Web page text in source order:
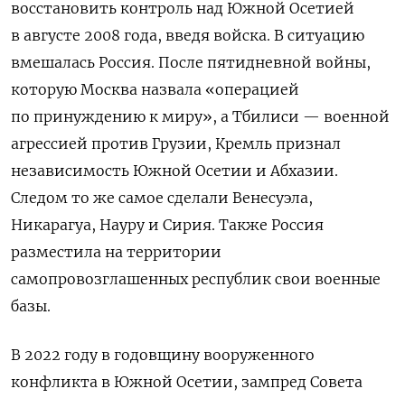
восстановить контроль над Южной Осетией
в августе 2008 года, введя войска. В ситуацию
вмешалась Россия. После пятидневной войны,
которую Москва назвала «операцией
по принуждению к миру», а Тбилиси — военной
агрессией против Грузии, Кремль признал
независимость Южной Осетии и Абхазии.
Следом то же самое сделали Венесуэла,
Никарагуа, Науру и Сирия. Также Россия
разместила на территории
самопровозглашенных республик свои военные
базы.
В 2022 году в годовщину вооруженного
конфликта в Южной Осетии, зампред Совета